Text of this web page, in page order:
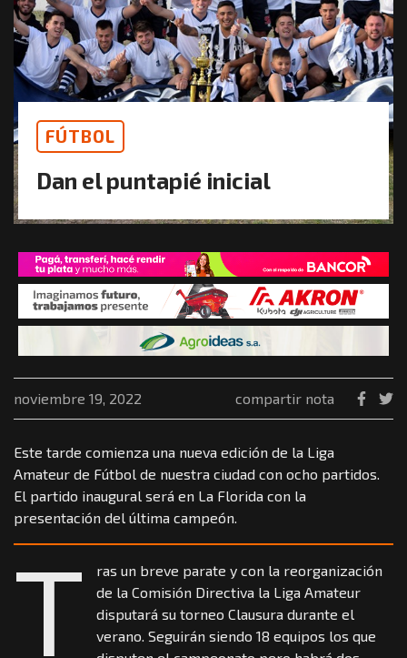
FÚTBOL
Dan el puntapié inicial
noviembre 19, 2022 compartir nota
Este tarde comienza una nueva edición de la Liga
Amateur de Fútbol de nuestra ciudad con ocho partidos.
El partido inaugural será en La Florida con la
presentación del última campeón.
T
ras un breve parate y con la reorganización
de la Comisión Directiva la Liga Amateur
disputará su torneo Clausura durante el
verano. Seguirán siendo 18 equipos los que